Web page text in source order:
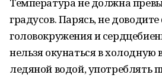
градусов. Парясь, не доводите
головокружения и
нельзя окунаться в холодную
ледяной водой, употреблять